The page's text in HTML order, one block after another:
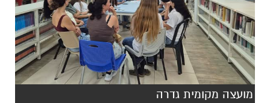
מועצה מקומית גדרה